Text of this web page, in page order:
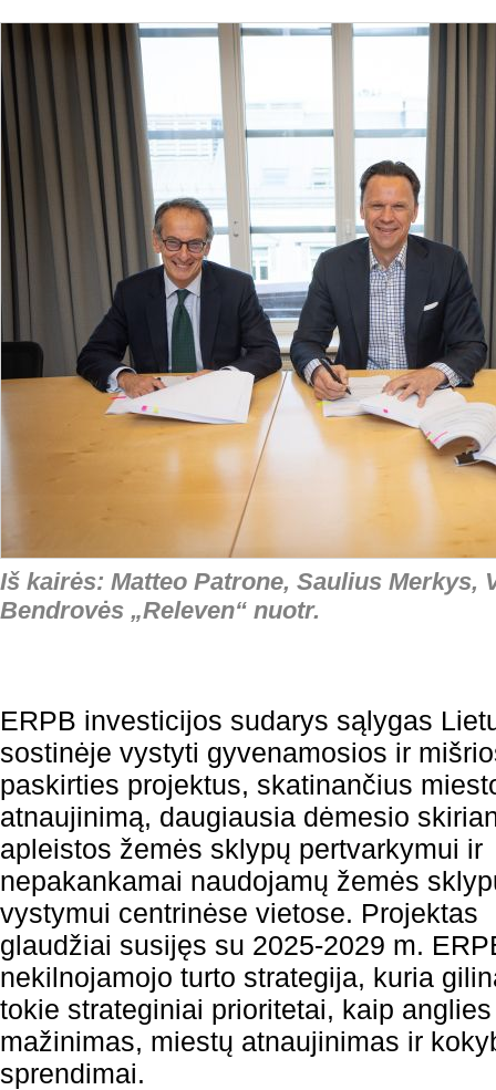
Iš kairės: Matteo Patrone, Saulius Merkys,
Bendrovės „Releven“ nuotr.
ERPB investicijos sudarys sąlygas
sostinėje vystyti gyvenamosios ir
paskirties projektus, skatinančius
atnaujinimą, daugiausia dėmesio
apleistos žemės sklypų pertvarkymui ir
nepakankamai naudojamų žemės
vystymui centrinėse vietose. Projektas
glaudžiai susijęs su 2025-2029 m.
nekilnojamojo turto strategija, kuria
tokie strateginiai prioritetai, kaip
mažinimas, miestų atnaujinimas ir
sprendimai.